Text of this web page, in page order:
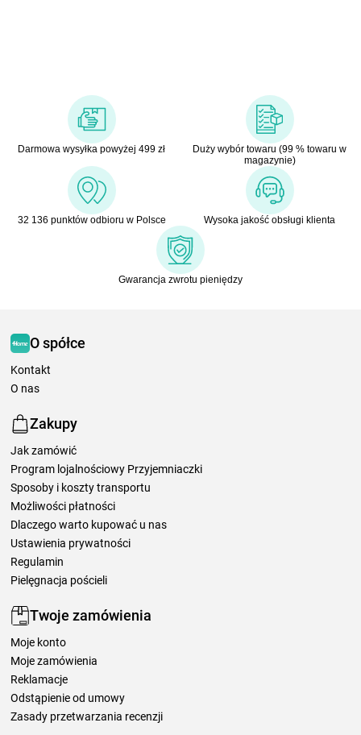
Darmowa wysyłka powyżej 499 zł
Duży wybór towaru (99 % towaru w
magazynie)
32 136 punktów odbioru w Polsce Wysoka jakość obsługi klienta
Gwarancja zwrotu pieniędzy
O spółce
Kontakt
O nas
Zakupy
Jak zamówić
Program lojalnościowy Przyjemniaczki
Sposoby i koszty transportu
Możliwości płatności
Dlaczego warto kupować u nas
Ustawienia prywatności
Regulamin
Pielęgnacja pościeli
Twoje zamówienia
Moje konto
Moje zamówienia
Reklamacje
Odstąpienie od umowy
Zasady przetwarzania recenzji